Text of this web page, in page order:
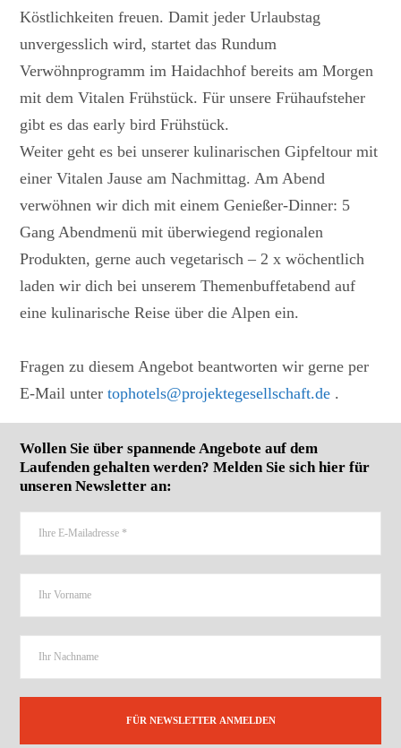
Köstlichkeiten freuen. Damit jeder Urlaubstag
unvergesslich wird, startet das Rundum
Verwöhnprogramm im Haidachhof bereits am Morgen
mit dem Vitalen Frühstück. Für unsere Frühaufsteher
gibt es das early bird Frühstück.
Weiter geht es bei unserer kulinarischen Gipfeltour mit
einer Vitalen Jause am Nachmittag. Am Abend
verwöhnen wir dich mit einem Genießer-Dinner: 5
Gang Abendmenü mit überwiegend regionalen
Produkten, gerne auch vegetarisch – 2 x wöchentlich
laden wir dich bei unserem Themenbuffetabend auf
eine kulinarische Reise über die Alpen ein.
Fragen zu diesem Angebot beantworten wir gerne per
E-Mail untertophotels@projektegesellschaft.de .
Wollen Sie über spannende Angebote auf dem
Laufenden gehalten werden? Melden Sie sich hier für
unseren Newsletter an: